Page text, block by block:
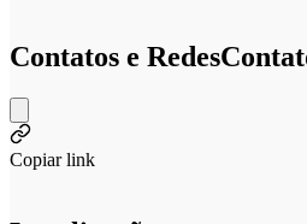
Contatos e Redes
Copiar link